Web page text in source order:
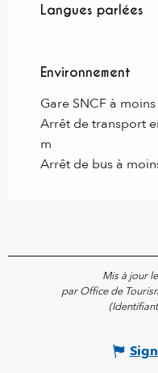
Langues parlées
Langues parlées
Environnement
Environnement
Gare SNCF à
Arrêt de transport
m
Arrêt de bus à
Mis à jour
par Office de